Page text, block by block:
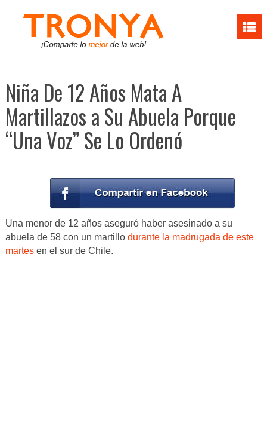
Niña De 12 Años Mata A
Martillazos a Su Abuela Porque
“Una Voz” Se Lo Ordenó
Una menor de 12 años aseguró haber asesinado a su
abuela de 58 con un martillo durante la madrugada de este
martesen el sur de Chile.